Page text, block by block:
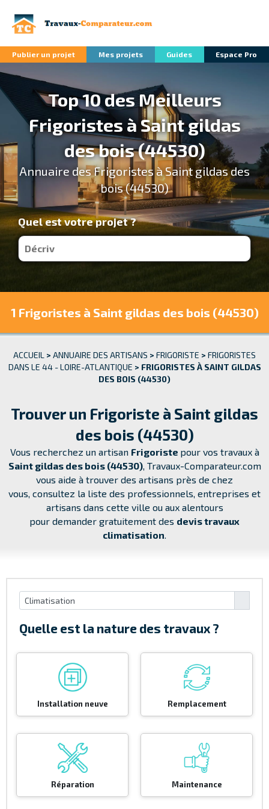
Publier un projet Mes projets Guides Espace Pro
Top 10 des Meilleurs
Frigoristes à Saint gildas
des bois (44530)
Annuaire des Frigoristes à Saint gildas des
bois (44530)
Quel est votre projet ?
1 Frigoristes à Saint gildas des bois (44530)
ACCUEIL > ANNUAIRE DES ARTISANS > FRIGORISTE > FRIGORISTES
DANS LE 44 - LOIRE-ATLANTIQUE > FRIGORISTES À SAINT GILDAS
DES BOIS (44530)
Trouver un Frigoriste à Saint gildas
des bois (44530)
Vous recherchez un artisan Frigoriste pour vos travaux à
Saint gildas des bois (44530), Travaux-Comparateur.com
vous aide à trouver des artisans près de chez
vous, consultez la liste des professionnels, entreprises et
artisans dans cette ville ou aux alentours
pour demander gratuitement des devis travaux
climatisation.